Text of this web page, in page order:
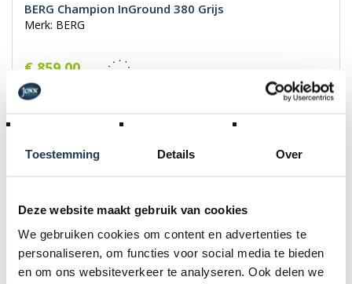
Toestemming Details Over
Deze website maakt gebruik van cookies
We gebruiken cookies om content en advertenties te
personaliseren, om functies voor social media te bieden
en om ons websiteverkeer te analyseren. Ook delen we
BERG Champion InGround 380 Grijs
Merk: BERG
€ 859,00
Incl. BTW